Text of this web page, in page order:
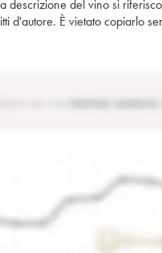
descrizione del vino si
d'autore. È vietato copiarlo